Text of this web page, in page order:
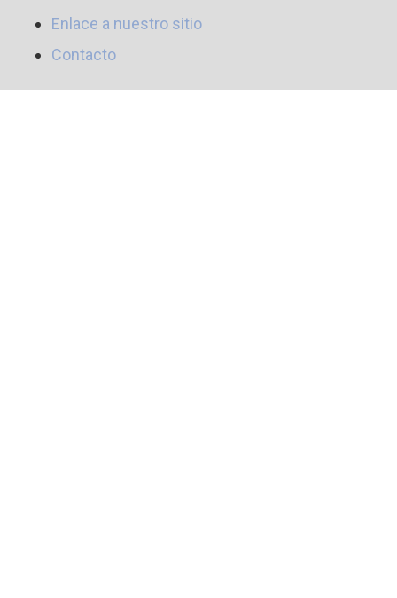
Enlace a nuestro sitio
Contacto